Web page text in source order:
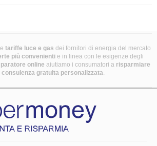
tariffe luce e gas dei fornitori di energia del mercato
più convenienti e in linea con le esigenze degli
online aiutiamo i consumatori a risparmiare
gratuita personalizzata.